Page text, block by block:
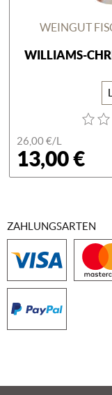
WEINGUT
WILLIAMS-
26,00 €/L
13,00 €
ZAHLUNGSARTEN